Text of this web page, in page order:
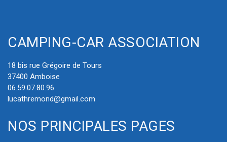
CAMPING-CAR ASSOCIATION
18 bis rue Grégoire de Tours
37400 Amboise
06.59.07.80.96
lucathremond@gmail.com
NOS PRINCIPALES PAGES